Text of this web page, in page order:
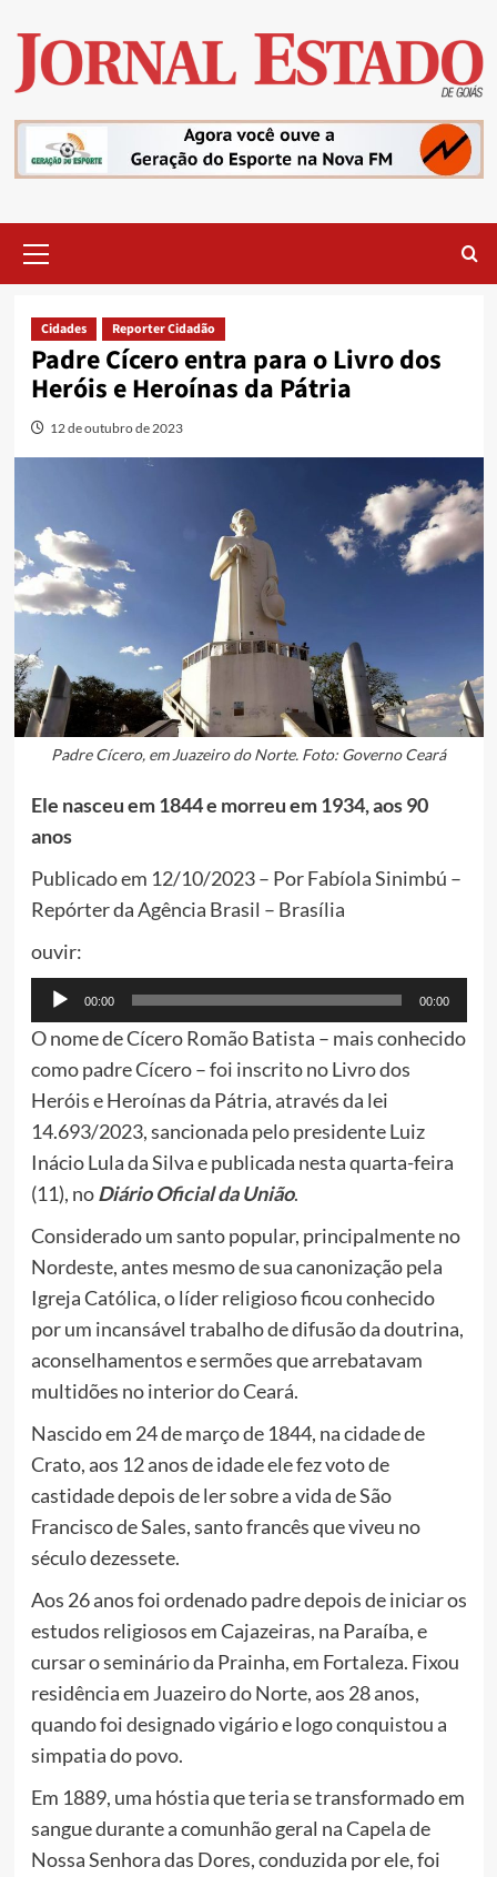
content
Menu
Cidades Reporter Cidadão
Padre Cícero entra para o Livro dos
Heróis e Heroínas da Pátria
12 de outubro de 2023
Padre Cícero, em Juazeiro do Norte. Foto: Governo Ceará
Ele nasceu em 1844 e morreu em 1934, aos 90
anos
Publicado em 12/10/2023 – Por Fabíola Sinimbú –
Repórter da Agência Brasil – Brasília
ouvir:
Tocador
de
00:00 00:00
O nome de Cícero Romão Batista – mais conhecido
como padre Cícero – foi inscrito no Livro dos
Heróis e Heroínas da Pátria, através da lei
14.693/2023, sancionada pelo presidente Luiz
Inácio Lula da Silva e publicada nesta quarta-feira
(11), noDiário Oficial da União.
Considerado um santo popular, principalmente no
Nordeste, antes mesmo de sua canonização pela
Igreja Católica, o líder religioso ficou conhecido
por um incansável trabalho de difusão da doutrina,
aconselhamentos e sermões que arrebatavam
multidões no interior do Ceará.
Nascido em 24 de março de 1844, na cidade de
Crato, aos 12 anos de idade ele fez voto de
castidade depois de ler sobre a vida de São
Francisco de Sales, santo francês que viveu no
século dezessete.
Aos 26 anos foi ordenado padre depois de iniciar os
estudos religiosos em Cajazeiras, na Paraíba, e
cursar o seminário da Prainha, em Fortaleza. Fixou
residência em Juazeiro do Norte, aos 28 anos,
quando foi designado vigário e logo conquistou a
simpatia do povo.
Em 1889, uma hóstia que teria se transformado em
sangue durante a comunhão geral na Capela de
Nossa Senhora das Dores, conduzida por ele, foi